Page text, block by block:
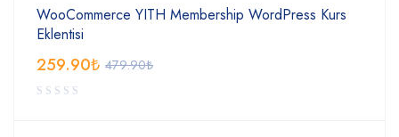
WooCommerce YITH Membership WordPress Kurs
Eklentisi
479.90₺
259.90₺